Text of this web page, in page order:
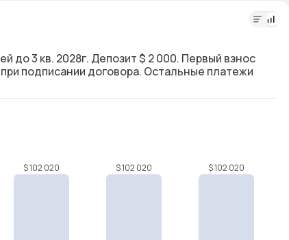
до 3 кв. 2028г. Депозит $ 2 000. Первый взнос
подписании договора. Остальные платежи